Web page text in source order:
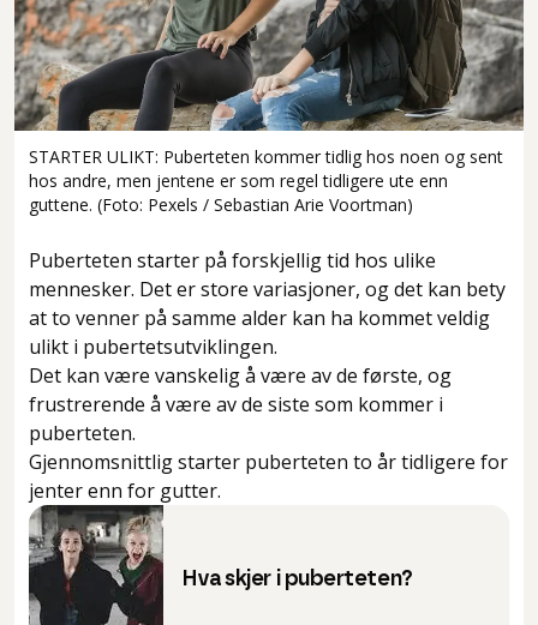
STARTER ULIKT: Puberteten kommer tidlig hos noen og sent
hos andre, men jentene er som regel tidligere ute enn
guttene. (Foto: Pexels / Sebastian Arie Voortman)
Puberteten starter på forskjellig tid hos ulike
mennesker. Det er store variasjoner, og det kan bety
at to venner på samme alder kan ha kommet veldig
ulikt i pubertetsutviklingen.
Det kan være vanskelig å være av de første, og
frustrerende å være av de siste som kommer i
puberteten.
Gjennomsnittlig starter puberteten to år tidligere for
jenter enn for gutter.
Hva skjer i puberteten?